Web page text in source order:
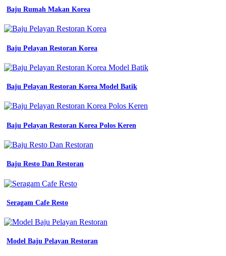
seragam
Seragam
kerja
warna
orange
seragam
kerja
terbaru
terbaru
kekinian
inspirasi
seragam
keren
dalam
berbagai
gaya
sribu
model
seragam
Baju Rumah Makan Korea
Baju Pelayan Restoran Korea
Baju Pelayan Restoran Korea Model Batik
Baju Pelayan Restoran Korea Polos Keren
Baju Resto Dan Restoran
Seragam Cafe Resto
Model Baju Pelayan Restoran